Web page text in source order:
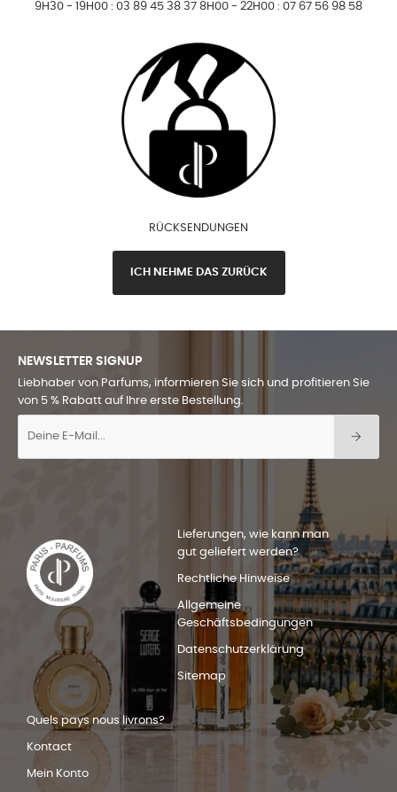
9H30 - 19H00 : 03 89 45 38 37 8H00 - 22H00 : 07 67 56 98 58
RÜCKSENDUNGEN
ICH NEHME DAS ZURÜCK
NEWSLETTER SIGNUP
Liebhaber von Parfums, informieren Sie sich und profitieren Sie
von 5 % Rabatt auf Ihre erste Bestellung.
Lieferungen, wie kann man
gut geliefert werden?
Rechtliche Hinweise
Allgemeine
Geschäftsbedingungen
Datenschutzerklärung
Sitemap
Quels pays nous livrons?
Kontact
Mein Konto